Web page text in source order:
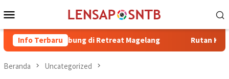
ke
Mobile
Info Terbarudi Retreat Magelang Rutan Kelas IIB Raba
Beranda Uncategorized